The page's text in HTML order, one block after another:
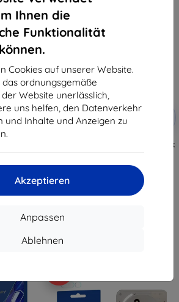
Ihnen die
Funktionalität
Cookies auf unserer Website.
das ordnungsgemäße
Website unerlässlich,
uns helfen, den Datenverkehr
und Inhalte und Anzeigen zu
Akzeptieren
Anpassen
Ablehnen
-10%
Rabatt
mit
Gutschein
TECH-PROTECT Glass Fit+ 2 Stück